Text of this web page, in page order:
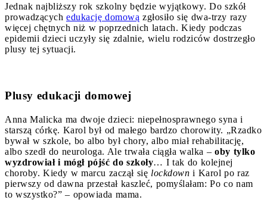
Jednak najbliższy rok szkolny będzie wyjątkowy. Do szkół
prowadzących edukację domową zgłosiło się dwa-trzy razy
więcej chętnych niż w poprzednich latach. Kiedy podczas
epidemii dzieci uczyły się zdalnie, wielu rodziców dostrzegło
plusy tej sytuacji.
Plusy edukacji domowej
Anna Malicka ma dwoje dzieci: niepełnosprawnego syna i
starszą córkę. Karol był od małego bardzo chorowity. „Rzadko
bywał w szkole, bo albo był chory, albo miał rehabilitację,
albo szedł do neurologa. Ale trwała ciągła walka – oby tylko
wyzdrowiał i mógł pójść do szkoły… I tak do kolejnej
choroby. Kiedy w marcu zaczął się lockdown i Karol po raz
pierwszy od dawna przestał kaszleć, pomyślałam: Po co nam
to wszystko?” – opowiada mama.